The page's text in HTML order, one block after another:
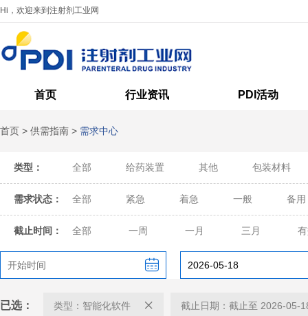
Hi，欢迎来到注射剂工业网
首页 行业资讯 PDI活动
首页 > 供需指南 > 需求中心
类型： 全部 给药装置 其他 包装材料
需求状态： 全部 紧急 着急 一般 备用
截止时间： 全部 一周 一月 三月
已选： 类型：智能化软件 截止日期：截止至 2026-05-